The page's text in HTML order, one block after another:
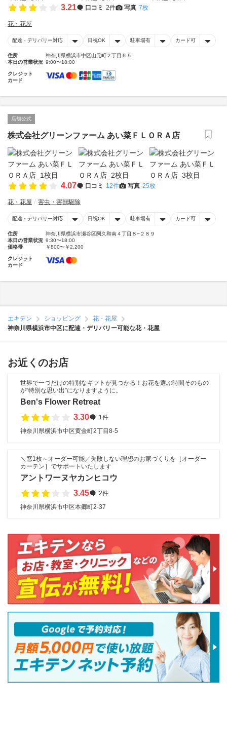
3.21 口コミ 2件 写真 7枚
花・花屋
配達・デリバリー対応 日祝OK 駐車場有 カード可
住所
神奈川県横浜市中区山元町２丁目６５
本日の営業状況 9:00〜18:00
クレジット
カード
店舗公式
株式会社グリーンファーム あい菜ＦＬＯＲＡ店
4.07 口コミ 12件 写真 25枚
花・花屋 害虫・害獣駆除
配達・デリバリー対応 日祝OK 駐車場有 カード可
住所
神奈川県横浜市瀬谷区阿久和南４丁目８−２８９
本日の営業状況 9:30〜18:00
価格帯
￥800〜￥2,200
クレジット
カード
エキテン ショッピング
花・花屋
神奈川県横浜市中区に配達・デリバリー可能な花・花屋
お近くのお店
世界で一つだけの特別なギフトが見つかる！お花を選ぶ時間そのもの
が“特別な思い出”になりますように。
Ben's Flower Retreat
3.30
1件
神奈川県横浜市中区黄金町2丁目8-5
＼窓1枚～オーダー可能／失敗しない理想のお家づくりを［オーダー
カーテン］でサポートいたします
アントワーヌヤカンヒコウ
3.45
2件
神奈川県横浜市中区本郷町2-37